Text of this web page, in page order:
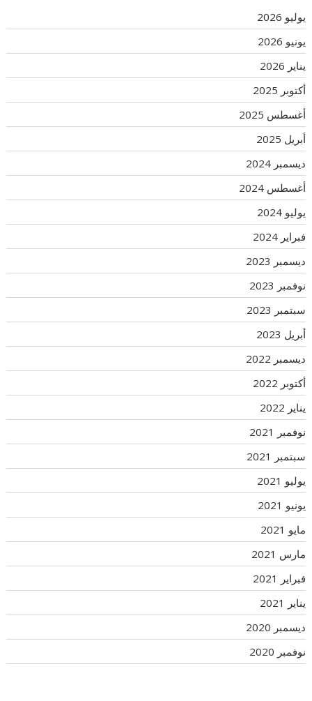
يوليو 2026
يونيو 2026
يناير 2026
أكتوبر 2025
أغسطس 2025
أبريل 2025
ديسمبر 2024
أغسطس 2024
يوليو 2024
فبراير 2024
ديسمبر 2023
نوفمبر 2023
سبتمبر 2023
أبريل 2023
ديسمبر 2022
أكتوبر 2022
يناير 2022
نوفمبر 2021
سبتمبر 2021
يوليو 2021
يونيو 2021
مايو 2021
مارس 2021
فبراير 2021
يناير 2021
ديسمبر 2020
نوفمبر 2020